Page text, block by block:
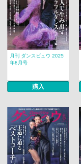
月刊 ダンスビュウ 2025
年8月号
購入